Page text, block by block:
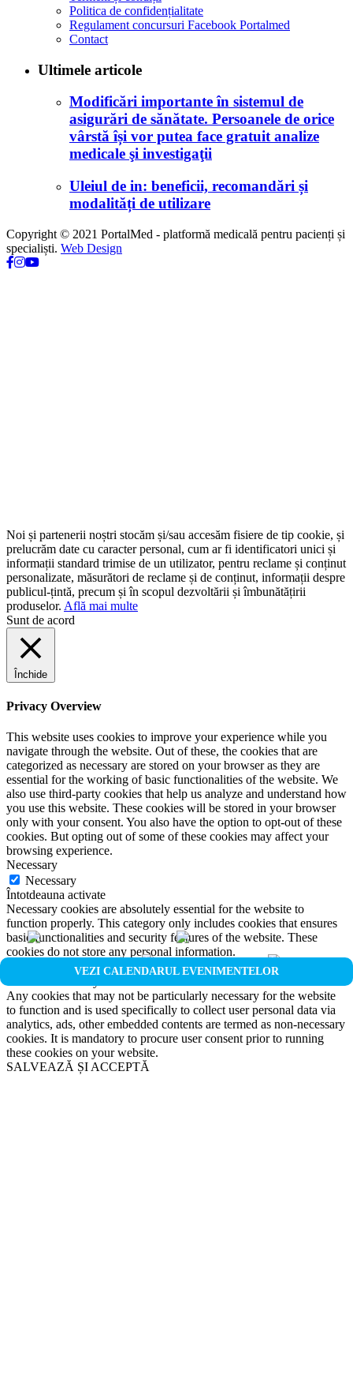
VEZI CALENDARUL EVENIMENTELOR
Politica de confidențialitate
Regulament concursuri Facebook Portalmed
Contact
Ultimele articole
Modificări importante în sistemul de
asigurări de sănătate. Persoanele de orice
vârstă își vor putea face gratuit analize
medicale şi investigaţii
Uleiul de in: beneficii, recomandări și
modalități de utilizare
Copyright © 2021 PortalMed - platformă medicală pentru pacienți și
specialiști. Web Design
Noi și partenerii noștri stocăm și/sau accesăm fisiere de tip cookie, și
prelucrăm date cu caracter personal, cum ar fi identificatori unici și
informații standard trimise de un utilizator, pentru reclame și conținut
personalizate, măsurători de reclame și de conținut, informații despre
publicul-țintă, precum și în scopul dezvoltării și îmbunătățirii
produselor. Află mai multe
Sunt de acord
Închide
Privacy Overview
This website uses cookies to improve your experience while you
navigate through the website. Out of these, the cookies that are
categorized as necessary are stored on your browser as they are
essential for the working of basic functionalities of the website. We
also use third-party cookies that help us analyze and understand how
you use this website. These cookies will be stored in your browser
only with your consent. You also have the option to opt-out of these
cookies. But opting out of some of these cookies may affect your
browsing experience.
Necessary
Necessary
Întotdeauna activate
Necessary cookies are absolutely essential for the website to
function properly. This category only includes cookies that ensures
basic functionalities and security features of the website. These
cookies do not store any personal information.
Non-necessary
Any cookies that may not be particularly necessary for the website
to function and is used specifically to collect user personal data via
analytics, ads, other embedded contents are termed as non-necessary
cookies. It is mandatory to procure user consent prior to running
these cookies on your website.
SALVEAZĂ ȘI ACCEPTĂ